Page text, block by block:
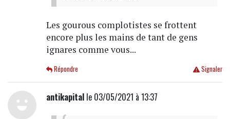
Les gourous complotistes se frottent
encore plus les mains de tant de gens
ignares comme vous...
Signaler
Répondre
antikapitalle 03/05/2021 à 13:37